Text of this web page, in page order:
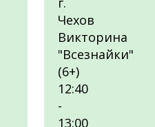
Чехов
Викторина
"Всезнайки"
(6+)
12:40
-
13:00